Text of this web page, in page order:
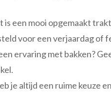
is een mooi opgemaakt
voor een verjaardag of
ervaring met bakken?
je altijd een ruime keuze